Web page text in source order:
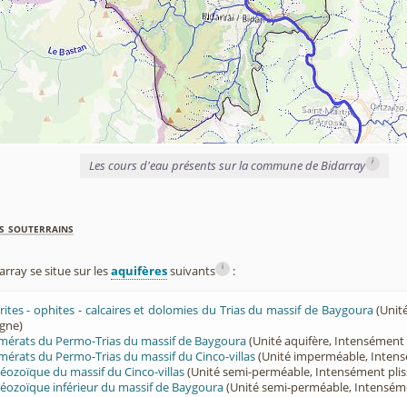
Les cours d'eau présents sur la commune de Bidarray i
souterrains
se situe sur lesaquifèressuivants i :
- ophites - calcaires et dolomies du Trias du massif de Baygoura
du Permo-Trias du massif de Baygoura(Unité aquifère,
du Permo-Trias du massif du Cinco-villas(Unité imperméable,
du massif du Cinco-villas(Unité semi-perméable, Intensément
inférieur du massif de Baygoura(Unité semi-perméable,